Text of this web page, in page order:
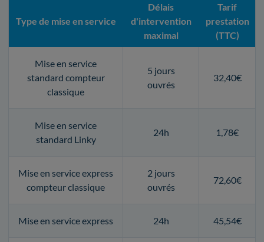
Type de mise en service
Délais
d'intervention
maximal
Tarif
prestation
(TTC)
Mise en service
standard compteur
classique
5 jours
ouvrés
32,40€
Mise en service
standard Linky
24h 1,78€
Mise en service express
compteur classique
2 jours
ouvrés
72,60€
Mise en service express 24h 45,54€